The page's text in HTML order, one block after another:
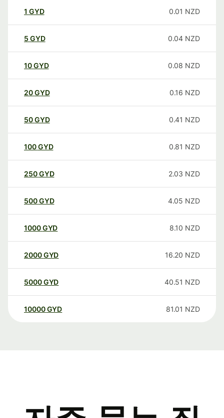
1 GYD 0.01 NZD
5 GYD 0.04 NZD
10GYD 0.08 NZD
20GYD 0.16 NZD
50GYD 0.41 NZD
100GYD 0.81 NZD
250GYD 2.03 NZD
500GYD 4.05 NZD
1000GYD 8.10 NZD
2000GYD 16.20 NZD
5000GYD 40.51 NZD
10000 GYD 81.01 NZD